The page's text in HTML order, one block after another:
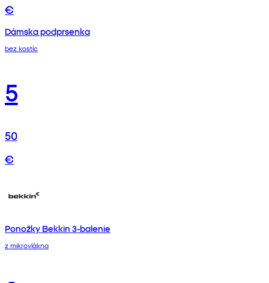
€
Dámska podprsenka
bez kostíc
5
50
€
Ponožky Bekkin 3-balenie
z mikrovlákna